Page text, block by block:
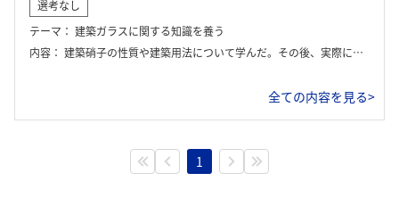
選考なし
テーマ： 建築ガラスに関する知識を養う
内容： 建築硝子の性質や建築用法について学んだ。その後、実際に東京駅に出向き、施工した建物を見学した。
全ての内容を見る>
1